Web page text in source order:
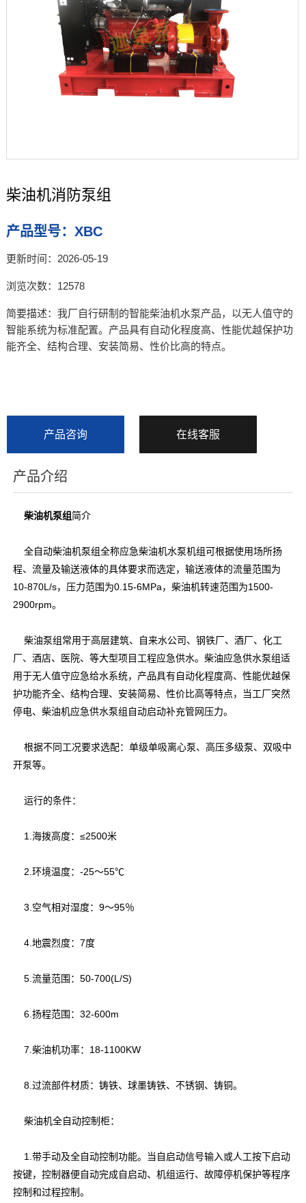
柴油机消防泵组
产品型号：XBC
更新时间：2026-05-19
浏览次数：12578
简要描述：我厂自行研制的智能柴油机水泵产品，以无人值守的
智能系统为标准配置。产品具有自动化程度高、性能优越保护功
能齐全、结构合理、安装简易、性价比高的特点。
产品咨询 在线客服
产品介绍
柴油机泵组简介
全自动柴油机泵组全称应急柴油机水泵机组可根据使用场所扬
程、流量及输送液体的具体要求而选定，输送液体的流量范围为
10-870L/s，压力范围为0.15-6MPa，柴油机转速范围为1500-
2900rpm。
柴油泵组常用于高层建筑、自来水公司、钢铁厂、酒厂、化工
厂、酒店、医院、等大型项目工程应急供水。柴油应急供水泵组适
用于无人值守应急给水系统，产品具有自动化程度高、性能优越保
护功能齐全、结构合理、安装简易、性价比高等特点，当工厂突然
停电、柴油机应急供水泵组自动启动补充管网压力。
根据不同工况要求选配：单级单吸离心泵、高压多级泵、双吸中
开泵等。
运行的条件：
1.海拨高度：≤2500米
2.环境温度：-25～55℃
3.空气相对湿度：9～95％
4.地震烈度：7度
5.流量范围：50-700(L/S)
6.扬程范围：32-600m
7.柴油机功率：18-1100KW
8.过流部件材质：铸铁、球墨铸铁、不锈钢、铸铜。
柴油机全自动控制柜：
1.带手动及全自动控制功能。当自启动信号输入或人工按下启动
按键，控制器便自动完成自启动、机组运行、故障停机保护等程序
控制和过程控制。